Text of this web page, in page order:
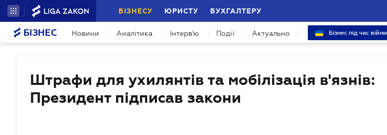
БІЗНЕСУ ЮРИСТУ БУХГАЛТЕРУ
БІЗНЕС Новини Аналітика Інтерв'ю Події Актуально Бізнес під час війни
Штрафи для ухилянтів та мобілізація в'язнів:
Президент підписав закони